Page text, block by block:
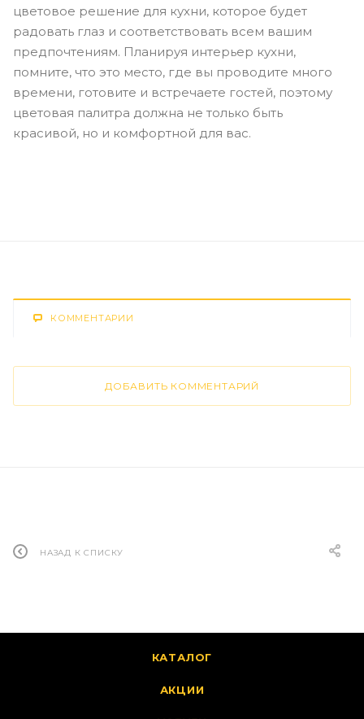
цветовое решение для кухни, которое будет
радовать глаз и соответствовать всем вашим
предпочтениям. Планируя интерьер кухни,
помните, что это место, где вы проводите много
времени, готовите и встречаете гостей, поэтому
цветовая палитра должна не только быть
красивой, но и комфортной для вас.
КОММЕНТАРИИ
ДОБАВИТЬ КОММЕНТАРИЙ
НАЗАД К СПИСКУ
КАТАЛОГ
АКЦИИ